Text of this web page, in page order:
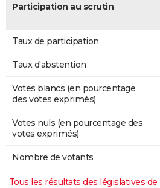
Participation au scrutin
Taux de participation
Taux d'abstention
Votes blancs (en pourcentage
des votes exprimés)
Votes nuls (en pourcentage des
votes exprimés)
Nombre de votants
Tous les résultats des législatives